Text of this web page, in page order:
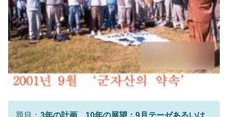
題目： 3年の計画、10年の展望：9月テーゼあるいは